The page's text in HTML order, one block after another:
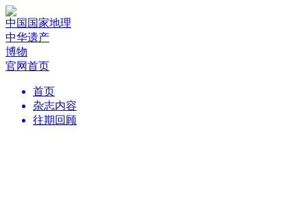
中国国家地理
中华遗产
博物
官网首页
首页
杂志内容
往期回顾